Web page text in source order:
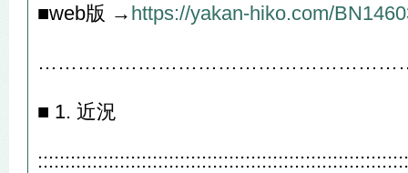
■web版 → https://yakan-hiko.com/
■ 1. 近況